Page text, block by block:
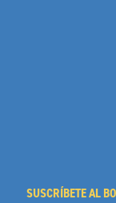
SUSCRÍBETE AL